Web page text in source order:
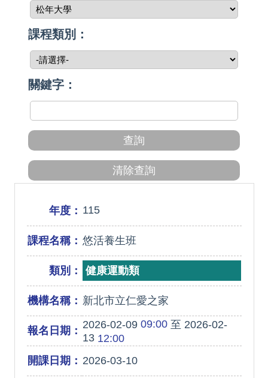
課程類別：
關鍵字：
年度： 115
課程名稱： 悠活養生班
類別： 健康運動類
機構名稱： 新北市立仁愛之家
報名日期： 2026-02-0909:00至 2026-02-
1312:00
開課日期： 2026-03-10